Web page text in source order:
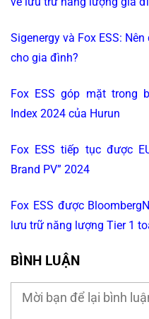
Sigenergy và Fox ESS:
cho gia đình?
Fox ESS góp mặt trong
Index 2024 của Hurun
Fox ESS tiếp tục được
Brand PV” 2024
Fox ESS được
lưu trữ năng lượng Tier 1
BÌNH LUẬN